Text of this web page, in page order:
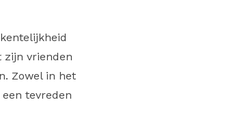
zijn vrienden
Zowel in het
tevreden